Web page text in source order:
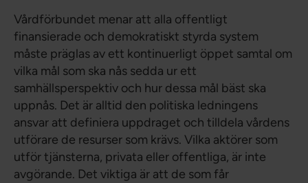
Vårdförbundet menar att alla offentligt
finansierade och demokratiskt styrda system
måste präglas av ett kontinuerligt öppet samtal om
vilka mål som ska nås sedda ur ett
samhällsperspektiv och hur dessa mål bäst ska
uppnås. Det är alltid den politiska ledningens
ansvar att definiera uppdraget och tilldela vårdens
utförare de resurser som krävs. Vilka aktörer som
utför tjänsterna, privata eller offentliga, är inte
avgörande. Det viktiga är att de som får